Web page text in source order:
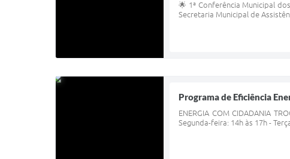
🌟 1ª Conferência Municipal
Secretaria Municipal de
Programa de Eficiência
ENERGIA COM CIDADANIA
Segunda-feira: 14h às 17h -